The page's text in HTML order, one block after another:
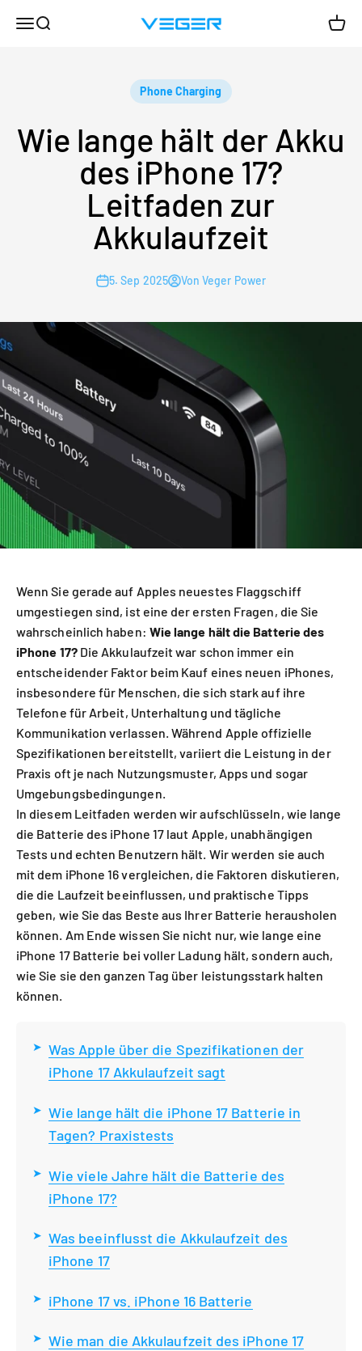
MenüSuche VEGER
Phone Charging
Wie lange hält der Akku
des iPhone 17?
Leitfaden zur
Akkulaufzeit
5. Sep 2025 Von Veger Power
Wenn Sie gerade auf Apples neuestes Flaggschiff
umgestiegen sind, ist eine der ersten Fragen, die Sie
wahrscheinlich haben: Wie lange hält die Batterie des
iPhone 17?Die Akkulaufzeit war schon immer ein
entscheidender Faktor beim Kauf eines neuen iPhones,
insbesondere für Menschen, die sich stark auf ihre
Telefone für Arbeit, Unterhaltung und tägliche
Kommunikation verlassen. Während Apple offizielle
Spezifikationen bereitstellt, variiert die Leistung in der
Praxis oft je nach Nutzungsmuster, Apps und sogar
Umgebungsbedingungen.
In diesem Leitfaden werden wir aufschlüsseln, wie lange
die Batterie des iPhone 17 laut Apple, unabhängigen
Tests und echten Benutzern hält. Wir werden sie auch
mit dem iPhone 16 vergleichen, die Faktoren diskutieren,
die die Laufzeit beeinflussen, und praktische Tipps
geben, wie Sie das Beste aus Ihrer Batterie herausholen
können. Am Ende wissen Sie nicht nur, wie lange eine
iPhone 17 Batterie bei voller Ladung hält, sondern auch,
wie Sie sie den ganzen Tag über leistungsstark halten
können.
Was Apple über die Spezifikationen der
iPhone 17 Akkulaufzeit sagt
Wie lange hält die iPhone 17 Batterie in
Tagen? Praxistests
Wie viele Jahre hält die Batterie des
iPhone 17?
Was beeinflusst die Akkulaufzeit des
iPhone 17
iPhone 17 vs. iPhone 16 Batterie
Wie man die Akkulaufzeit des iPhone 17